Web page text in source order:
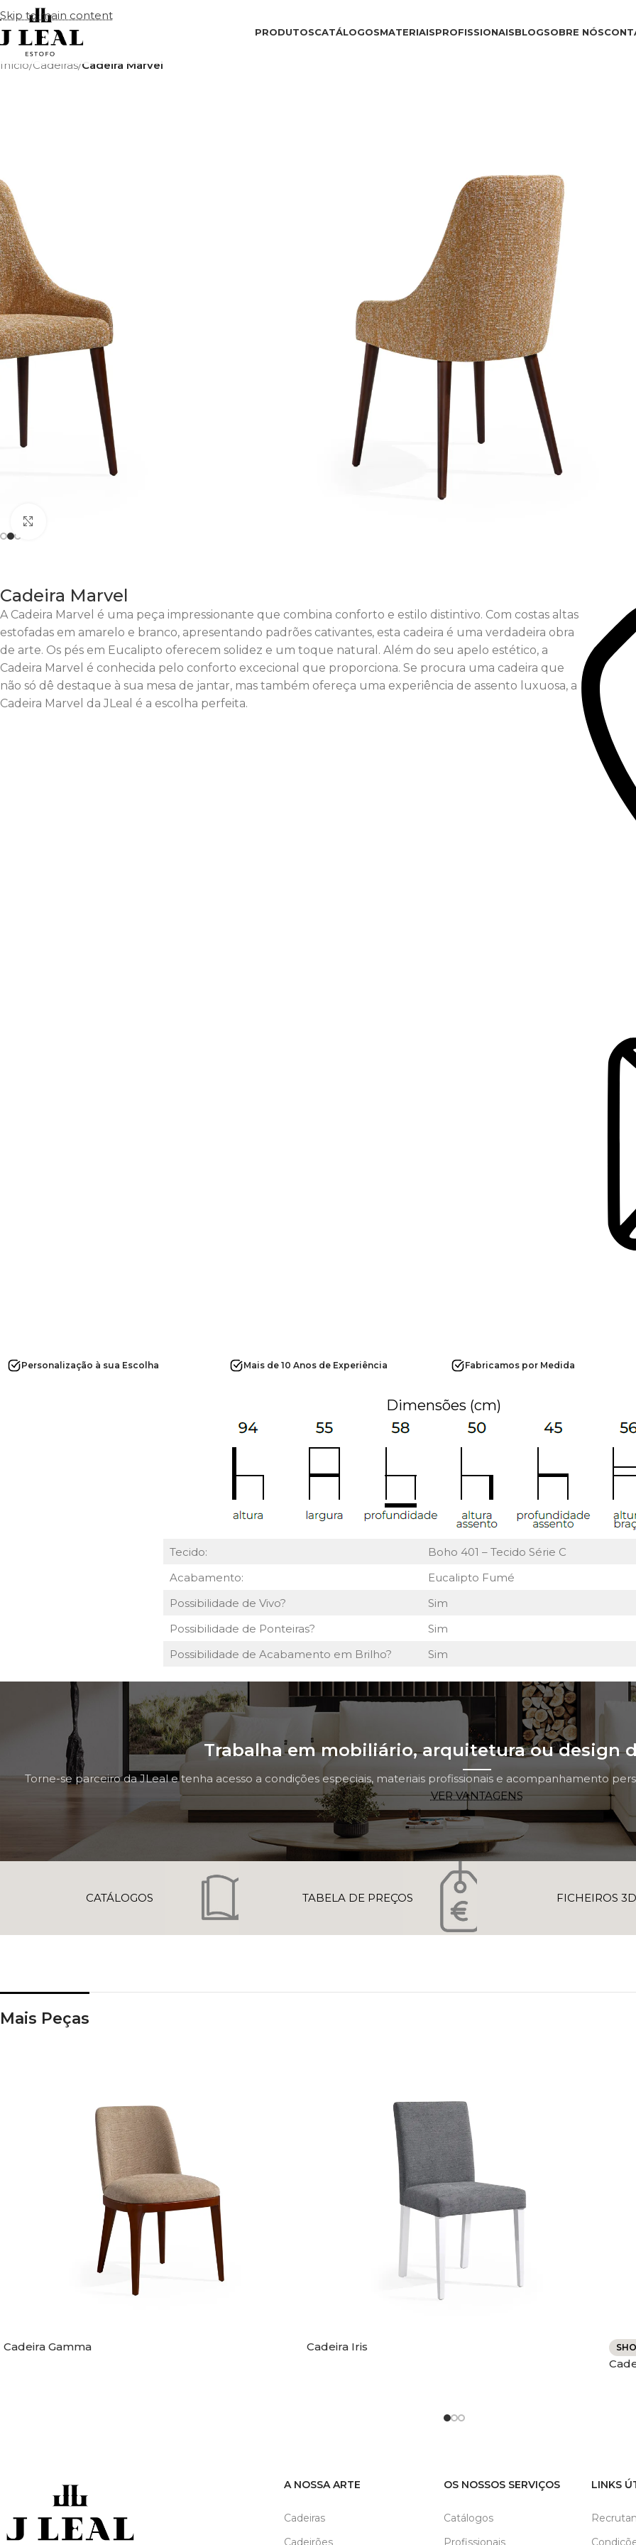
Skip to main content
PRODUTOSCATÁLOGOSMATERIAISPROFISSIONAISBLOGSOBRE NÓS
Início/Cadeiras/Cadeira Marvel
Cadeira Marvel
A Cadeira Marvel é uma peça impressionante que combina conforto e estilo distintivo. Com costas altas
estofadas em amarelo e branco, apresentando padrões cativantes, esta cadeira é uma verdadeira obra
de arte. Os pés em Eucalipto oferecem solidez e um toque natural. Além do seu apelo estético, a
Cadeira Marvel é conhecida pelo conforto excecional que proporciona. Se procura uma cadeira que
não só dê destaque à sua mesa de jantar, mas também ofereça uma experiência de assento luxuosa, a
Cadeira Marvel da JLeal é a escolha perfeita.
Personalização à sua Escolha Mais de 10 Anos de Experiência Fabricamos por Medida
Dimensões (cm)
Tecido:
Boho 401 – Tecido Série C
Acabamento:
Eucalipto Fumé
Possibilidade de Vivo?
Sim
Possibilidade de Ponteiras?
Sim
Possibilidade de Acabamento em Brilho?
Sim
Trabalha em mobiliário, arquitetura ou design
Torne-se parceiro da JLeal e tenha acesso a condições especiais, materiais profissionais e acompanhamento
VER VANTAGENS
CATÁLOGOS TABELA DE PREÇOS FICHEIROS 3D
Mais Peças
Cadeira Gamma Cadeira Iris
A NOSSA ARTE
Cadeiras
Cadeirões
OS NOSSOS SERVIÇOS
Catálogos
Profissionais
LINKS